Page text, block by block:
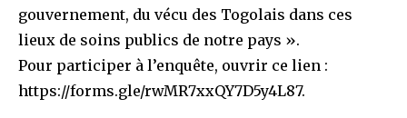
gouvernement, du vécu des Togolais dans ces
lieux de soins publics de notre pays ».
Pour participer à l’enquête, ouvrir ce lien :
https://forms.gle/rwMR7xxQY7D5y4L87.